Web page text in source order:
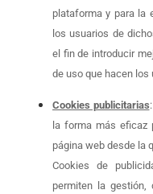
plataforma y para la
los usuarios de
el fin de introducir
de uso que hacen los
Cookies publicitarias
la forma más eficaz
página web desde la
Cookies de
permiten la